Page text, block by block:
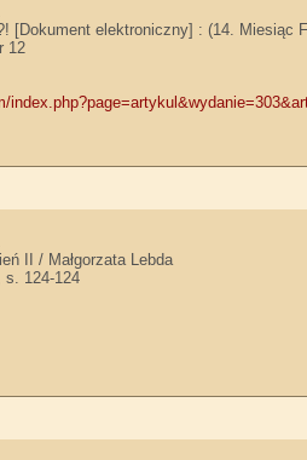
[Dokument elektroniczny] : (14. Miesiąc
12
II / Małgorzata Lebda
s. 124-124